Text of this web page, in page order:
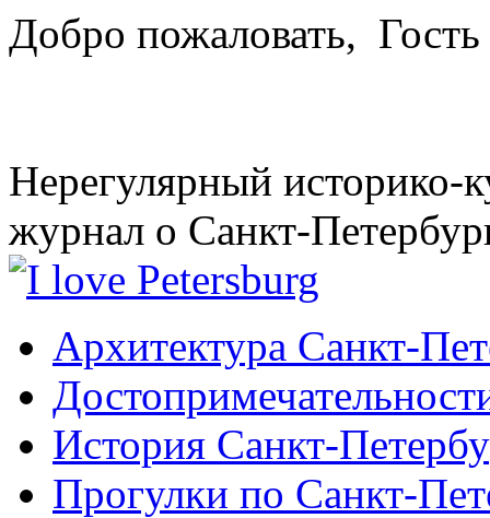
Добро пожаловать, Гость
Нерегулярный историко-
журнал о Санкт-
Архитектура Санкт-
История Санкт-
Прогулки по Санкт-